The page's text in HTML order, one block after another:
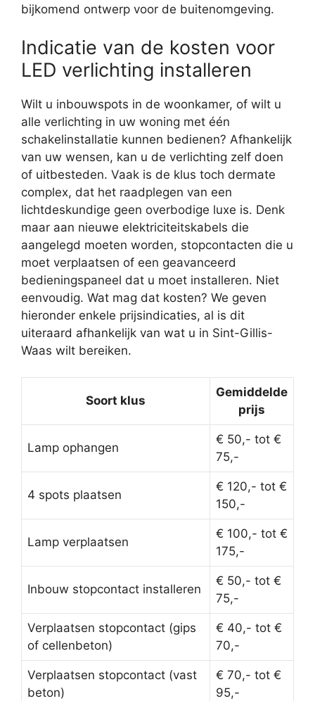
bijkomend ontwerp voor de buitenomgeving.
Indicatie van de kosten voor
LED verlichting installeren
Wilt u inbouwspots in de woonkamer, of wilt u
alle verlichting in uw woning met één
schakelinstallatie kunnen bedienen? Afhankelijk
van uw wensen, kan u de verlichting zelf doen
of uitbesteden. Vaak is de klus toch dermate
complex, dat het raadplegen van een
lichtdeskundige geen overbodige luxe is. Denk
maar aan nieuwe elektriciteitskabels die
aangelegd moeten worden, stopcontacten die u
moet verplaatsen of een geavanceerd
bedieningspaneel dat u moet installeren. Niet
eenvoudig. Wat mag dat kosten? We geven
hieronder enkele prijsindicaties, al is dit
uiteraard afhankelijk van wat u in Sint-Gillis-
Waas wilt bereiken.
Soort klus
Gemiddelde
prijs
Lamp ophangen
€ 50,- tot €
75,-
4 spots plaatsen
€ 120,- tot €
150,-
Lamp verplaatsen
€ 100,- tot €
175,-
Inbouw stopcontact installeren
€ 50,- tot €
75,-
Verplaatsen stopcontact (gips
of cellenbeton)
€ 40,- tot €
70,-
Verplaatsen stopcontact (vast
beton)
€ 70,- tot €
95,-